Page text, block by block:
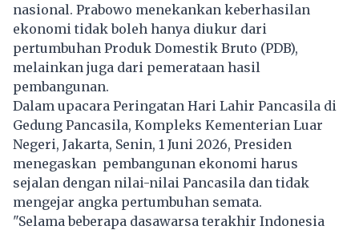
nasional. Prabowo menekankan keberhasilan
ekonomi tidak boleh hanya diukur dari
pertumbuhan Produk Domestik Bruto (PDB),
melainkan juga dari pemerataan hasil
pembangunan.
Dalam upacara Peringatan Hari Lahir Pancasila di
Gedung Pancasila, Kompleks Kementerian Luar
Negeri, Jakarta, Senin, 1 Juni 2026, Presiden
menegaskan pembangunan ekonomi harus
sejalan dengan nilai-nilai Pancasila dan tidak
mengejar angka pertumbuhan semata.
"Selama beberapa dasawarsa terakhir Indonesia